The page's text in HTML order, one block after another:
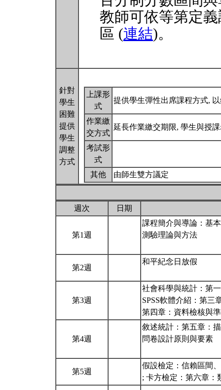
教師可依等第定
區 (連結)。
針對
學生
困難
提供
學生
調整
方式
上課形
式
提供學生彈性出席課程方式,
作業繳
交方式
延長作業繳交期限, 學生與授
考試形
式
其他
由師生雙方議定
週次 日期
第1週
課程簡介與導論：基
測驗理論與方法
第2週
和平紀念日放假
第3週
社會科學與統計：第
SPSS軟體介紹：第三
第四章：資料檢核與
第4週
敘述統計：第五章：
問卷設計原則與要素
第5週
假設檢定：信賴區間
; 卡方檢定：第六章：